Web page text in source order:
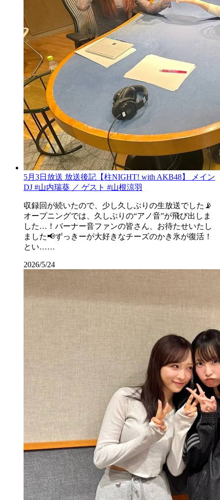
5月3日放送 放送後記【柱NIGHT! with AKB48】 メイン
DJ #山内瑞葵 ／ ゲスト #山根涼羽
収録回が続いたので、少し久しぶりの生放送でした📡
オープニングでは、久しぶりの“アノ音”が飛び出しま
した…！バーナー音ファンの皆さん、お待たせいたし
ました📢ずっきーが大好きなチーズのかき氷が復活！
とい……
2026/5/24